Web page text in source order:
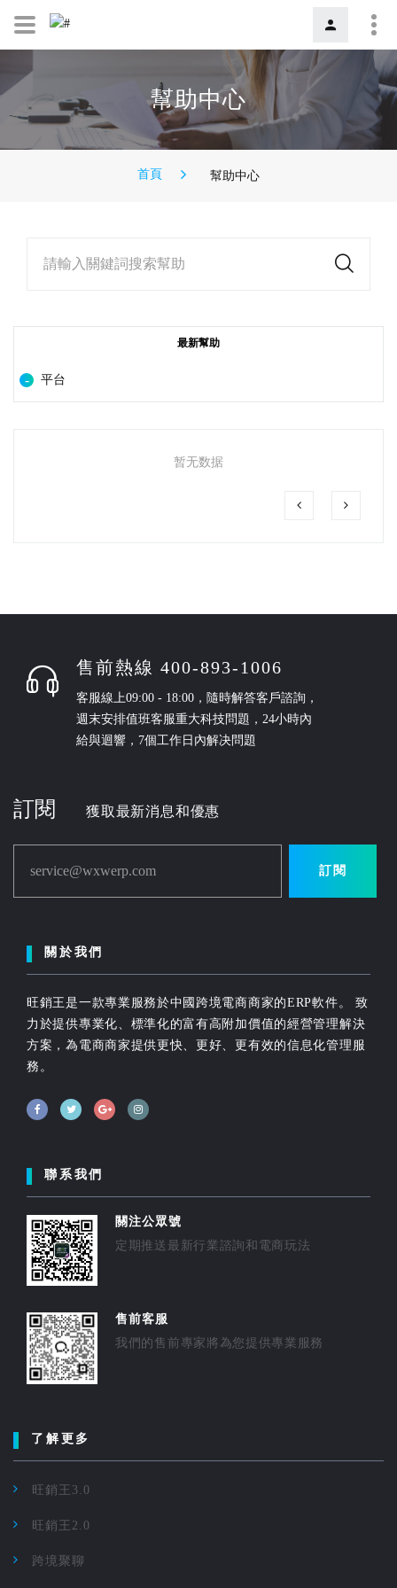
幫助中心
首頁 幫助中心
請輸入關鍵詞搜索幫助
最新幫助
平台
暂无数据
售前熱線 400-893-1006
客服線上09:00 - 18:00，隨時解答客戶諮詢，
週末安排值班客服重大科技問題，24小時內
給與迴響，7個工作日內解决問題
訂閱 獲取最新消息和優惠
service@wxwerp.com 訂閱
關於我們
旺銷王是一款專業服務於中國跨境電商商家的ERP軟件。 致
力於提供專業化、標準化的富有高附加價值的經營管理解決
方案，為電商商家提供更快、更好、更有效的信息化管理服
務。
聯系我們
關注公眾號
定期推送最新行業諮詢和電商玩法
售前客服
我們的售前專家將為您提供專業服務
了解更多
旺銷王3.0
旺銷王2.0
跨境聚聊